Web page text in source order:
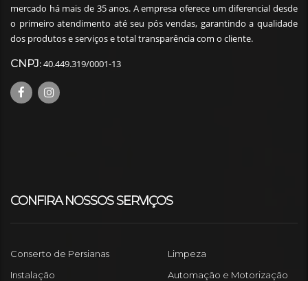
mercado há mais de 35 anos. A empresa oferece um diferencial desde
o primeiro atendimento até seu pós vendas, garantindo a qualidade
dos produtos e serviços e total transparência com o cliente.
CNPJ: 40.449.319/0001-13
CONFIRA NOSSOS SERVIÇOS
Conserto de Persianas
Limpeza
Instalação
Automação e Motorização